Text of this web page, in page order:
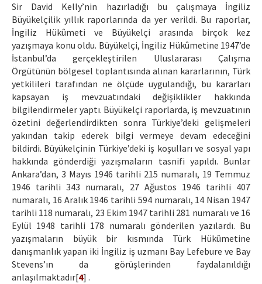
Sir David Kelly’nin hazırladığı bu çalışmaya İngiliz
Büyükelçilik yıllık raporlarında da yer verildi. Bu raporlar,
İngiliz Hükûmeti ve Büyükelçi arasında birçok kez
yazışmaya konu oldu. Büyükelçi, İngiliz Hükûmetine 1947’de
İstanbul’da gerçekleştirilen Uluslararası Çalışma
Örgütünün bölgesel toplantısında alınan kararlarının, Türk
yetkilileri tarafından ne ölçüde uygulandığı, bu kararları
kapsayan iş mevzuatındaki değişiklikler hakkında
bilgilendirmeler yaptı. Büyükelçi raporlarda, iş mevzuatının
özetini değerlendirdikten sonra Türkiye’deki gelişmeleri
yakından takip ederek bilgi vermeye devam edeceğini
bildirdi. Büyükelçinin Türkiye’deki iş koşulları ve sosyal yapı
hakkında gönderdiği yazışmaların tasnifi yapıldı. Bunlar
Ankara’dan, 3 Mayıs 1946 tarihli 215 numaralı, 19 Temmuz
1946 tarihli 343 numaralı, 27 Ağustos 1946 tarihli 407
numaralı, 16 Aralık 1946 tarihli 594 numaralı, 14 Nisan 1947
tarihli 118 numaralı, 23 Ekim 1947 tarihli 281 numaralı ve 16
Eylül 1948 tarihli 178 numaralı gönderilen yazılardı. Bu
yazışmaların büyük bir kısmında Türk Hükûmetine
danışmanlık yapan iki İngiliz iş uzmanı Bay Lefebure ve Bay
Stevens’ın da görüşlerinden faydalanıldığı
anlaşılmaktadır[4] .